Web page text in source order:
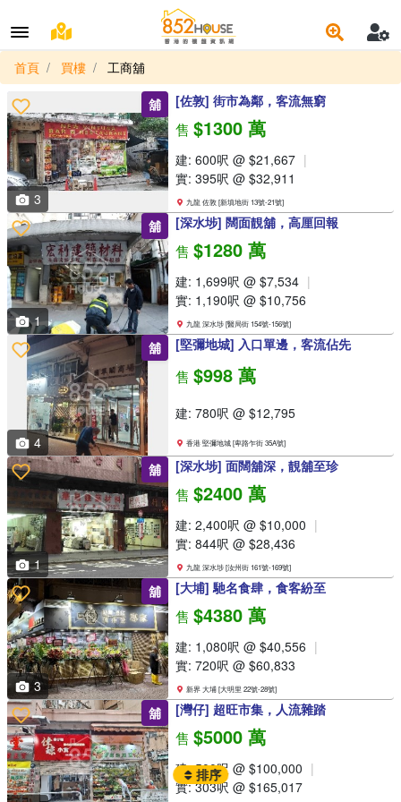
首頁 買樓 工商舖
舖
3
[佐敦] 街市為鄰，客流無窮
售 $1300 萬
建: 600呎 @ $21,667
實: 395呎 @ $32,911
九龍 佐敦 [新填地街 13號-21號]
舖
1
[深水埗] 闊面靚舖，高厘回報
售 $1280 萬
建: 1,699呎 @ $7,534
實: 1,190呎 @ $10,756
九龍 深水埗 [醫局街 154號-156號]
舖
4
[堅彌地城] 入口單邊，客流佔先
售 $998 萬
建: 780呎 @ $12,795
香港 堅彌地城 [卑路乍街 35A號]
舖
1
[深水埗] 面闊舖深，靚舖至珍
售 $2400 萬
建: 2,400呎 @ $10,000
實: 844呎 @ $28,436
九龍 深水埗 [汝州街 161號-169號]
舖
3
[大埔] 馳名食肆，食客紛至
售 $4380 萬
建: 1,080呎 @ $40,556
實: 720呎 @ $60,833
新界 大埔 [大明里 22號-28號]
舖 [灣仔] 超旺市集，人流雜踏
售 $5000 萬
建: 500呎 @ $100,000
實: 303呎 @ $165,017
排序